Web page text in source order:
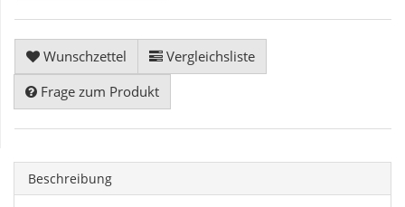
Wunschzettel
Vergleichsliste
Frage zum Produkt
Beschreibung